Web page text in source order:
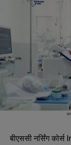
बीएससी नर्सिंग